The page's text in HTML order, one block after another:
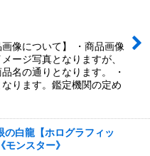
画像について】 ・商品画像
ージ写真となりますが、
名の通りとなります。 ・
ります。鑑定機関の定め
の白龍【ホログラフィッ
モンスター》